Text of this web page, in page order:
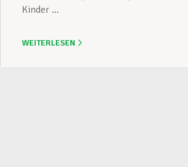
Kinder ...
WEITERLESEN